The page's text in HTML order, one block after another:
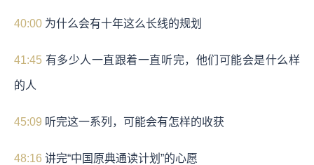
40:00 为什么会有十年这么长线的规划
41:45 有多少人一直跟着一直听完，他们可能会是什么样
的人
45:09 听完这一系列，可能会有怎样的收获
48:16 讲完“中国原典通读计划”的心愿